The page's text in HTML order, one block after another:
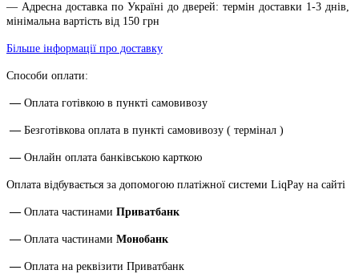
— Адресна доставка по Україні до дверей: термін доставки 1-3 днів,
мінімальна вартість від 150 грн
Більше інформації про доставку
Способи оплати:
— Оплата готівкою в пункті самовивозу
— Безготівкова оплата в пункті самовивозу ( термінал )
— Онлайн оплата банківською карткою
Оплата відбувається за допомогою платіжної системи LiqPay на сайті
— Оплата частинами Приватбанк
— Оплата частинами Монобанк
— Оплата на реквізити Приватбанк